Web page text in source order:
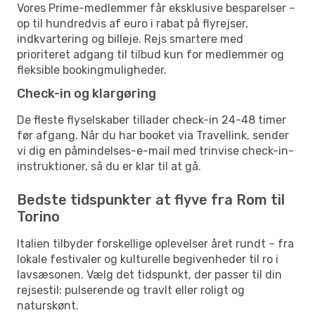
Vores Prime-medlemmer får eksklusive besparelser –
op til hundredvis af euro i rabat på flyrejser,
indkvartering og billeje. Rejs smartere med
prioriteret adgang til tilbud kun for medlemmer og
fleksible bookingmuligheder.
Check-in og klargøring
De fleste flyselskaber tillader check-in 24-48 timer
før afgang. Når du har booket via Travellink, sender
vi dig en påmindelses-e-mail med trinvise check-in-
instruktioner, så du er klar til at gå.
Bedste tidspunkter at flyve fra Rom til
Torino
Italien tilbyder forskellige oplevelser året rundt – fra
lokale festivaler og kulturelle begivenheder til ro i
lavsæsonen. Vælg det tidspunkt, der passer til din
rejsestil: pulserende og travlt eller roligt og
naturskønt.